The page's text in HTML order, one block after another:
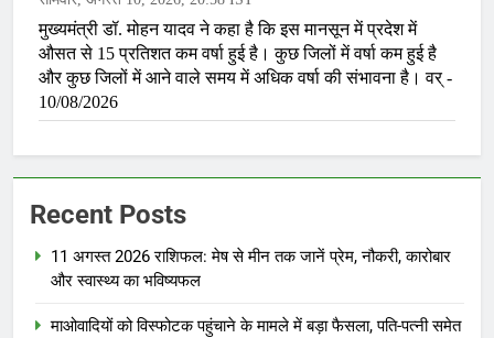
Recent Posts
11 अगस्त 2026 राशिफल: मेष से मीन तक जानें प्रेम, नौकरी, कारोबार
और स्वास्थ्य का भविष्यफल
माओवादियों को विस्फोटक पहुंचाने के मामले में बड़ा फैसला, पति-पत्नी समेत